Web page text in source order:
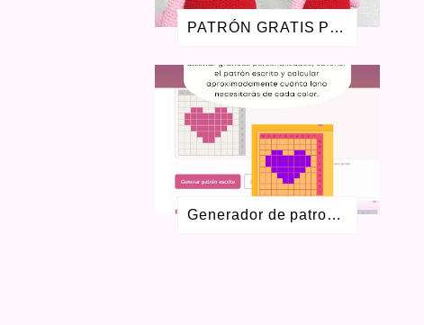
JULIO 2019
1
ENERO 2019
1
JULIO 2018
1
JUNIO 2018
1
ABRIL 2018
ENERO 2018
1
MAYO 2017
1
FEBRERO 2017
1
NOVIEMBRE 2016
JULIO 2016
PATRÓN GRATIS PEPPA PIG AMIGURUMI - LA CERDITA PEPA
Generador de patrones Colorwork gratis para crochet y dos agujas